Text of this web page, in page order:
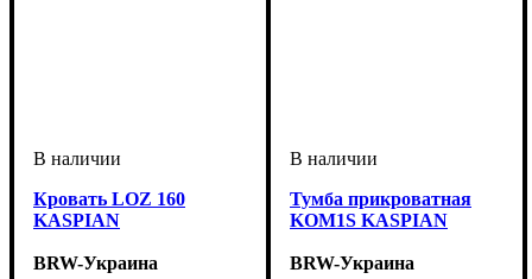
Кровать LOZ 160
KASPIAN
BRW-Украина
Тумба прикроватная
KOM1S KASPIAN
BRW-Украина